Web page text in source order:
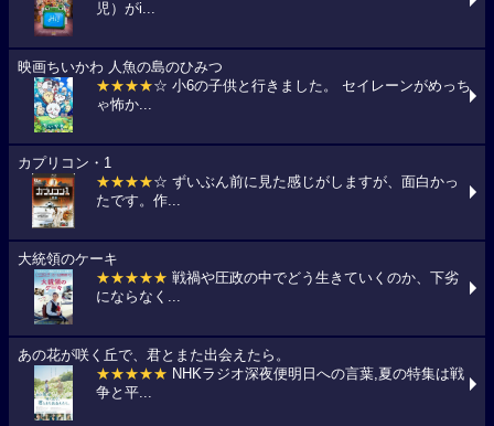
児）がi...
映画ちいかわ 人魚の島のひみつ
★★★★☆ 小6の子供と行きました。 セイレーンがめっち
ゃ怖か...
カプリコン・1
★★★★☆ ずいぶん前に見た感じがしますが、面白かっ
たです。作...
大統領のケーキ
★★★★★ 戦禍や圧政の中でどう生きていくのか、下劣
にならなく...
あの花が咲く丘で、君とまた出会えたら。
★★★★★ NHKラジオ深夜便明日への言葉,夏の特集は戦
争と平...